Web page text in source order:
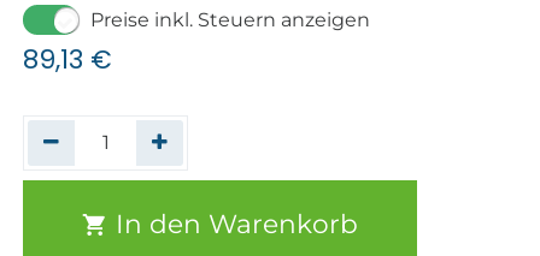
Preise inkl. Steuern anzeigen
89,13 €
In den Warenkorb